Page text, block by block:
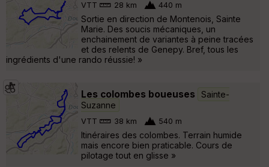
VTT 28 km 440 m
Sortie en direction de Montenois, Sainte
Marie. Des soucis mécaniques, un
enchainement de variantes à peine tracées
et des relents de Genepy. Bref, tous les
ingrédients d'une rando réussie! »
Les colombes boueuses
Sainte-
Suzanne
VTT 38 km 540 m
Itinéraires des colombes. Terrain humide
mais encore bien praticable. Cours de
pilotage tout en glisse »